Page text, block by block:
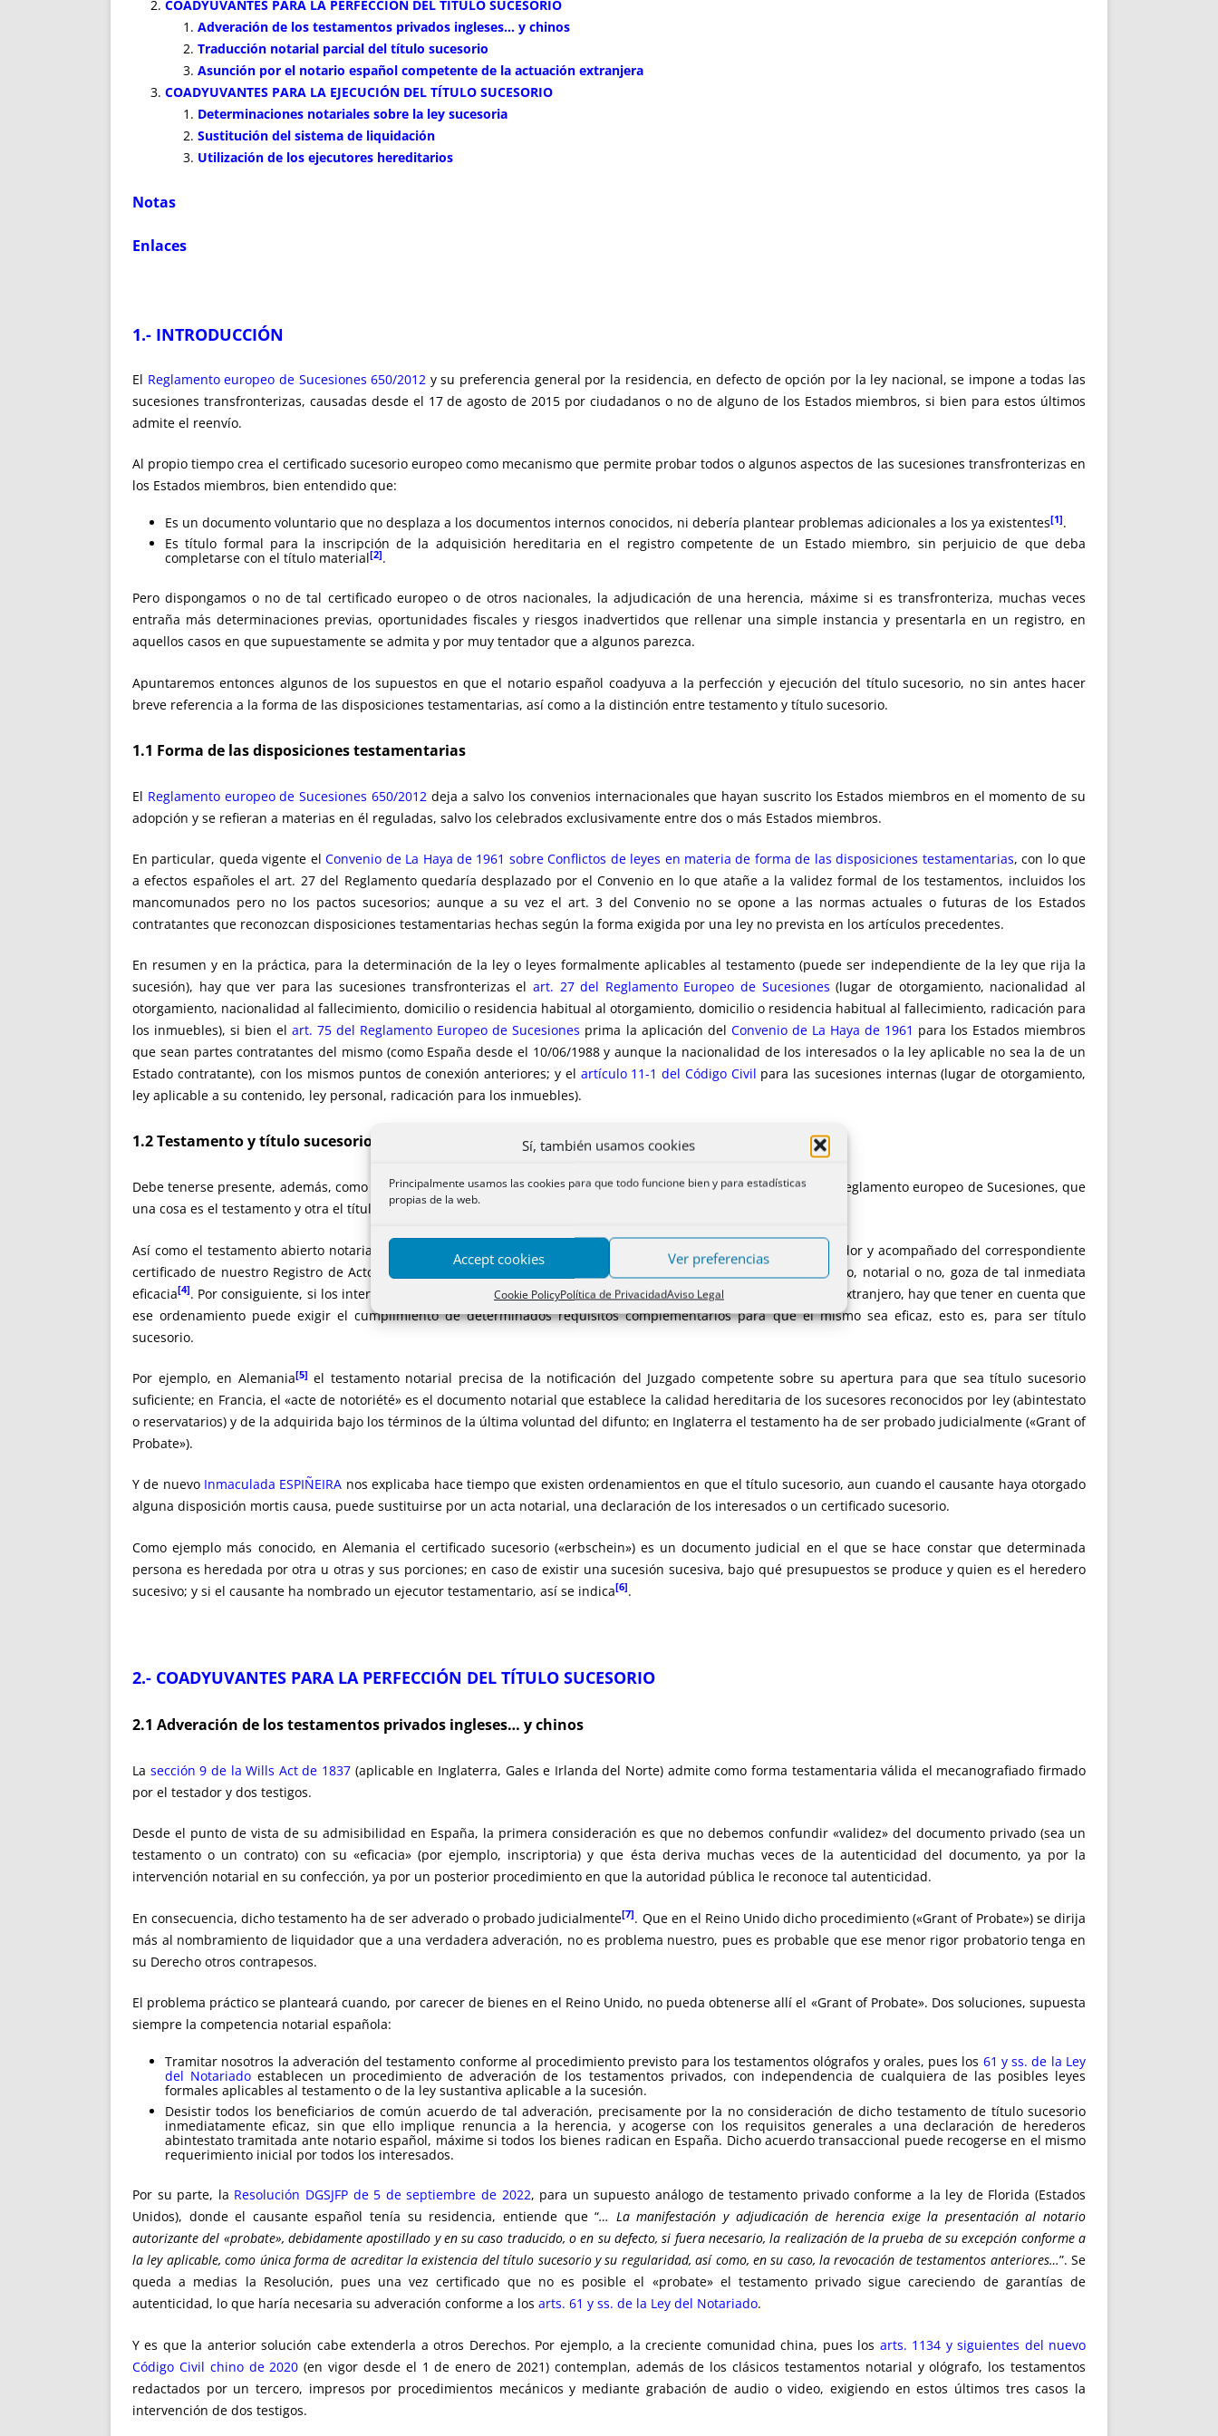
Sí, también usamos cookies
Principalmente usamos las cookies para que todo funcione bien y para estadísticas
propias de la web.
Accept cookies Ver preferencias
Cookie PolicyPolítica de PrivacidadAviso Legal
COADYUVANTES PARA LA PERFECCIÓN DEL TÍTULO SUCESORIO
Adveración de los testamentos privados ingleses… y chinos
Traducción notarial parcial del título sucesorio
Asunción por el notario español competente de la actuación extranjera
COADYUVANTES PARA LA EJECUCIÓN DEL TÍTULO SUCESORIO
Determinaciones notariales sobre la ley sucesoria
Sustitución del sistema de liquidación
Utilización de los ejecutores hereditarios
Notas
Enlaces
1.- INTRODUCCIÓN
El Reglamento europeo de Sucesiones 650/2012 y su preferencia general por la residencia, en defecto de opción por la ley nacional, se impone a todas las
sucesiones transfronterizas, causadas desde el 17 de agosto de 2015 por ciudadanos o no de alguno de los Estados miembros, si bien para estos últimos
admite el reenvío.
Al propio tiempo crea el certificado sucesorio europeo como mecanismo que permite probar todos o algunos aspectos de las sucesiones transfronterizas en
los Estados miembros, bien entendido que:
Es un documento voluntario que no desplaza a los documentos internos conocidos, ni debería plantear problemas adicionales a los ya existentes[1].
Es título formal para la inscripción de la adquisición hereditaria en el registro competente de un Estado miembro, sin perjuicio de que deba
completarse con el título material[2].
Pero dispongamos o no de tal certificado europeo o de otros nacionales, la adjudicación de una herencia, máxime si es transfronteriza, muchas veces
entraña más determinaciones previas, oportunidades fiscales y riesgos inadvertidos que rellenar una simple instancia y presentarla en un registro, en
aquellos casos en que supuestamente se admita y por muy tentador que a algunos parezca.
Apuntaremos entonces algunos de los supuestos en que el notario español coadyuva a la perfección y ejecución del título sucesorio, no sin antes hacer
breve referencia a la forma de las disposiciones testamentarias, así como a la distinción entre testamento y título sucesorio.
1.1 Forma de las disposiciones testamentarias
El Reglamento europeo de Sucesiones 650/2012 deja a salvo los convenios internacionales que hayan suscrito los Estados miembros en el momento de su
adopción y se refieran a materias en él reguladas, salvo los celebrados exclusivamente entre dos o más Estados miembros.
En particular, queda vigente elConvenio de La Haya de 1961 sobre Conflictos de leyes en materia de forma de las disposiciones testamentarias, con lo que
a efectos españoles el art. 27 del Reglamento quedaría desplazado por el Convenio en lo que atañe a la validez formal de los testamentos, incluidos los
mancomunados pero no los pactos sucesorios; aunque a su vez el art. 3 del Convenio no se opone a las normas actuales o futuras de los Estados
contratantes que reconozcan disposiciones testamentarias hechas según la forma exigida por una ley no prevista en los artículos precedentes.
En resumen y en la práctica, para la determinación de la ley o leyes formalmente aplicables al testamento (puede ser independiente de la ley que rija la
sucesión), hay que ver para las sucesiones transfronterizas el art. 27 del Reglamento Europeo de Sucesiones (lugar de otorgamiento, nacionalidad al
otorgamiento, nacionalidad al fallecimiento, domicilio o residencia habitual al otorgamiento, domicilio o residencia habitual al fallecimiento, radicación para
los inmuebles), si bien elart. 75 del Reglamento Europeo de Sucesiones prima la aplicación del Convenio de La Haya de 1961 para los Estados miembros
que sean partes contratantes del mismo (como España desde el 10/06/1988 y aunque la nacionalidad de los interesados o la ley aplicable no sea la de un
Estado contratante), con los mismos puntos de conexión anteriores; y el artículo 11-1 del Código Civil para las sucesiones internas (lugar de otorgamiento,
ley aplicable a su contenido, ley personal, radicación para los inmuebles).
1.2 Testamento y título sucesorio
Debe tenerse presente, además, como ya puso de manifiesto Inmaculada ESPIÑEIRA[3]para la situación anterior al Reglamento europeo de Sucesiones, que
una cosa es el testamento y otra el título sucesorio.
Así como el testamento abierto notarial español se caracteriza por su inmediata eficacia, una vez fallecido el testador y acompañado del correspondiente
certificado de nuestro Registro de Actos de Última Voluntad, no en todos los ordenamientos jurídicos el testamento, notarial o no, goza de tal inmediata
eficacia[4]. Por consiguiente, si los interesados en la sucesión presentan un testamento ante notario otorgado en el extranjero, hay que tener en cuenta que
ese ordenamiento puede exigir el cumplimiento de determinados requisitos complementarios para que el mismo sea eficaz, esto es, para ser título
sucesorio.
Por ejemplo, en Alemania[5] el testamento notarial precisa de la notificación del Juzgado competente sobre su apertura para que sea título sucesorio
suficiente; en Francia, el «acte de notoriété» es el documento notarial que establece la calidad hereditaria de los sucesores reconocidos por ley (abintestato
o reservatarios) y de la adquirida bajo los términos de la última voluntad del difunto; en Inglaterra el testamento ha de ser probado judicialmente («Grant of
Probate»).
Y de nuevo Inmaculada ESPIÑEIRA nos explicaba hace tiempo que existen ordenamientos en que el título sucesorio, aun cuando el causante haya otorgado
alguna disposición mortis causa, puede sustituirse por un acta notarial, una declaración de los interesados o un certificado sucesorio.
Como ejemplo más conocido, en Alemania el certificado sucesorio («erbschein») es un documento judicial en el que se hace constar que determinada
persona es heredada por otra u otras y sus porciones; en caso de existir una sucesión sucesiva, bajo qué presupuestos se produce y quien es el heredero
sucesivo; y si el causante ha nombrado un ejecutor testamentario, así se indica[6].
2.- COADYUVANTES PARA LA PERFECCIÓN DEL TÍTULO SUCESORIO
2.1 Adveración de los testamentos privados ingleses… y chinos
La sección 9 de la Wills Act de 1837 (aplicable en Inglaterra, Gales e Irlanda del Norte) admite como forma testamentaria válida el mecanografiado firmado
por el testador y dos testigos.
Desde el punto de vista de su admisibilidad en España, la primera consideración es que no debemos confundir «validez» del documento privado (sea un
testamento o un contrato) con su «eficacia» (por ejemplo, inscriptoria) y que ésta deriva muchas veces de la autenticidad del documento, ya por la
intervención notarial en su confección, ya por un posterior procedimiento en que la autoridad pública le reconoce tal autenticidad.
En consecuencia, dicho testamento ha de ser adverado o probado judicialmente[7]. Que en el Reino Unido dicho procedimiento («Grant of Probate») se dirija
más al nombramiento de liquidador que a una verdadera adveración, no es problema nuestro, pues es probable que ese menor rigor probatorio tenga en
su Derecho otros contrapesos.
El problema práctico se planteará cuando, por carecer de bienes en el Reino Unido, no pueda obtenerse allí el «Grant of Probate». Dos soluciones, supuesta
siempre la competencia notarial española:
Tramitar nosotros la adveración del testamento conforme al procedimiento previsto para los testamentos ológrafos y orales, pues los 61 y ss. de la Ley
del Notariado establecen un procedimiento de adveración de los testamentos privados, con independencia de cualquiera de las posibles leyes
formales aplicables al testamento o de la ley sustantiva aplicable a la sucesión.
Desistir todos los beneficiarios de común acuerdo de tal adveración, precisamente por la no consideración de dicho testamento de título sucesorio
inmediatamente eficaz, sin que ello implique renuncia a la herencia, y acogerse con los requisitos generales a una declaración de herederos
abintestato tramitada ante notario español, máxime si todos los bienes radican en España. Dicho acuerdo transaccional puede recogerse en el mismo
requerimiento inicial por todos los interesados.
Por su parte, la Resolución DGSJFP de 5 de septiembre de 2022, para un supuesto análogo de testamento privado conforme a la ley de Florida (Estados
Unidos), donde el causante español tenía su residencia, entiende que “… La manifestación y adjudicación de herencia exige la presentación al notario
autorizante del «probate», debidamente apostillado y en su caso traducido, o en su defecto, si fuera necesario, la realización de la prueba de su excepción conforme a
la ley aplicable, como única forma de acreditar la existencia del título sucesorio y su regularidad, así como, en su caso, la revocación de testamentos anteriores…”. Se
queda a medias la Resolución, pues una vez certificado que no es posible el «probate» el testamento privado sigue careciendo de garantías de
autenticidad, lo que haría necesaria su adveración conforme a los arts. 61 y ss. de la Ley del Notariado.
Y es que la anterior solución cabe extenderla a otros Derechos. Por ejemplo, a la creciente comunidad china, pues los arts. 1134 y siguientes del nuevo
Código Civil chino de 2020 (en vigor desde el 1 de enero de 2021) contemplan, además de los clásicos testamentos notarial y ológrafo, los testamentos
redactados por un tercero, impresos por procedimientos mecánicos y mediante grabación de audio o video, exigiendo en estos últimos tres casos la
intervención de dos testigos.